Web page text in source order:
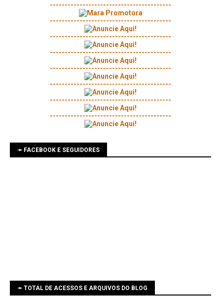
-----------------------------------------
-----------------------------------------
-----------------------------------------
-----------------------------------------
-----------------------------------------
-----------------------------------------
-----------------------------------------
-----------------------------------------
➛ FACEBOOK E SEGUIDORES
➛ TOTAL DE ACESSOS E ARQUIVOS DO BLOG